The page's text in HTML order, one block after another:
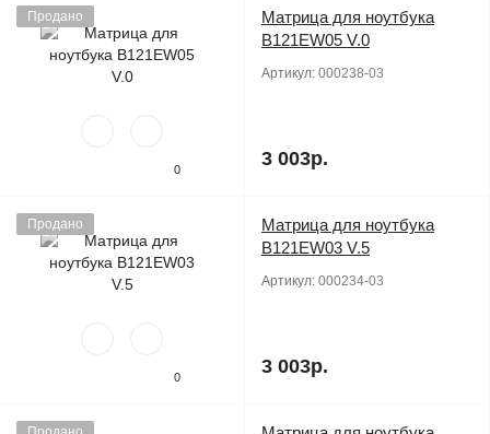
Продано
0
Матрица для ноутбука
B121EW05 V.0
Артикул: 000238-03
3 003р.
Продано
0
Матрица для ноутбука
B121EW03 V.5
Артикул: 000234-03
3 003р.